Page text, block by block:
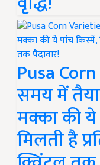
Pusa
समय में
मक्का की
मिलती है